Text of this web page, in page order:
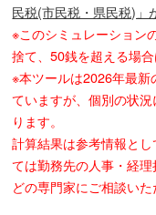
民税(市民税・県民税)」
※このシミュレーション
捨て、50銭を超える場
※本ツールは2026年最新
ていますが、個別の状
ります。
計算結果は参考情報と
ては勤務先の人事・経
どの専門家にご相談いた